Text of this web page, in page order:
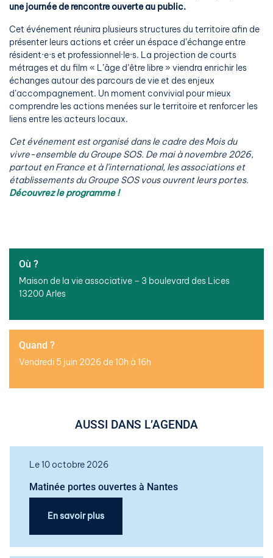
une journée de rencontre ouverte au public.
Cet événement réunira plusieurs structures du territoire afin de
présenter leurs actions et créer un éspace d’échange entre
résident·e·s et professionnel·le·s. La projection de courts
métrages et du film « L’âge d’être libre » viendra enrichir les
échanges autour des parcours de vie et des enjeux
d’accompagnement. Un moment convivial pour mieux
comprendre les actions menées sur le territoire et renforcer les
liens entre les acteurs locaux.
Cet événement est organisé dans le cadre des Mois du
vivre-ensemble du Groupe SOS. De mai à novembre 2026,
partout en France et à l’international, les associations et
établissements du Groupe SOS vous ouvrent leurs portes.
Découvrez le programme !
Où ?
Maison de la vie associative – 3 boulevard des Lices
13200 Arles
Quand ?
Vendredi 5 juin 2026 de 10h à 16h
AUSSI DANS L’AGENDA
Le 10 octobre 2026
Matinée portes ouvertes à Nantes
En savoir plus